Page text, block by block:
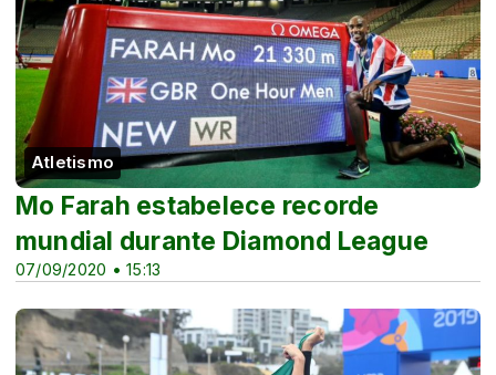
Atletismo
07/09/2020 • 15:13
Mo Farah estabelece recorde
mundial durante Diamond League